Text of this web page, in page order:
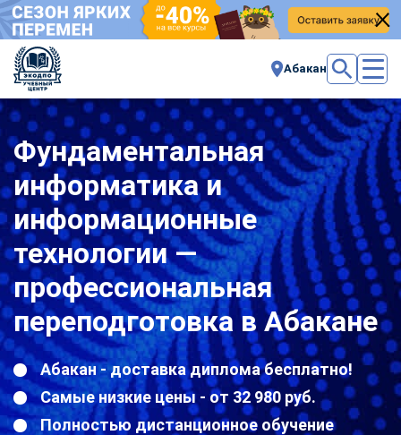
Абакан
Фундаментальная
информатика и
информационные
технологии —
профессиональная
переподготовка в Абакане
Абакан - доставка диплома бесплатно!
Самые низкие цены - от 32 980 руб.
Полностью дистанционное обучение